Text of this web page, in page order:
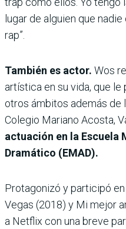
lugar de alguien que
rap”.
También es actor. Wos
artística en su vida, que
otros ámbitos además de
Colegio Mariano Acosta,
actuación en la
Dramático (EMAD).
Protagonizó y participó
Vegas (2018) y Mi mejor
a Netflix con una breve